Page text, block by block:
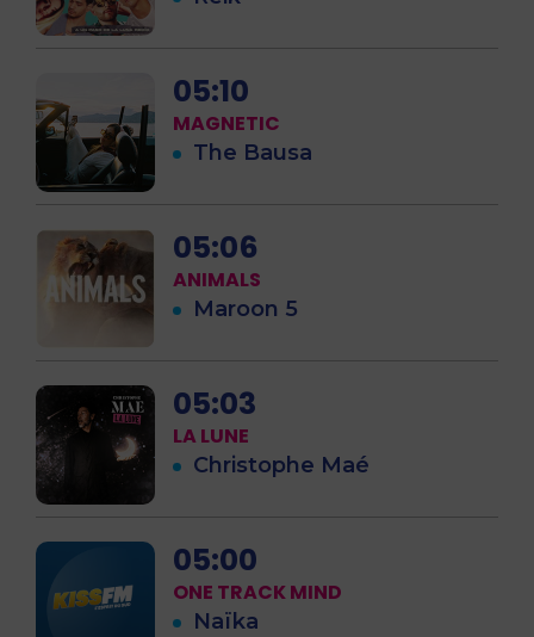
05:10
MAGNETIC
The Bausa
05:06
ANIMALS
Maroon 5
05:03
LA LUNE
Christophe Maé
05:00
ONE TRACK MIND
Naïka